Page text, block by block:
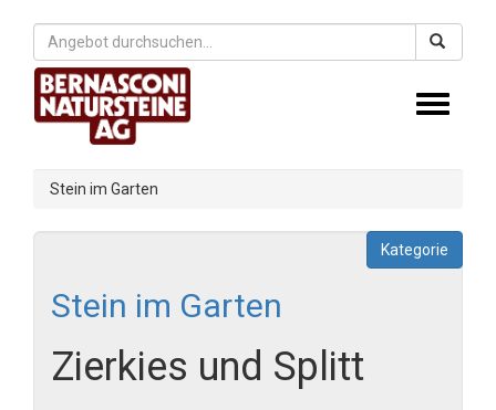
Toggle
Stein im Garten
Kategorie
Stein im Garten
Zierkies und Splitt